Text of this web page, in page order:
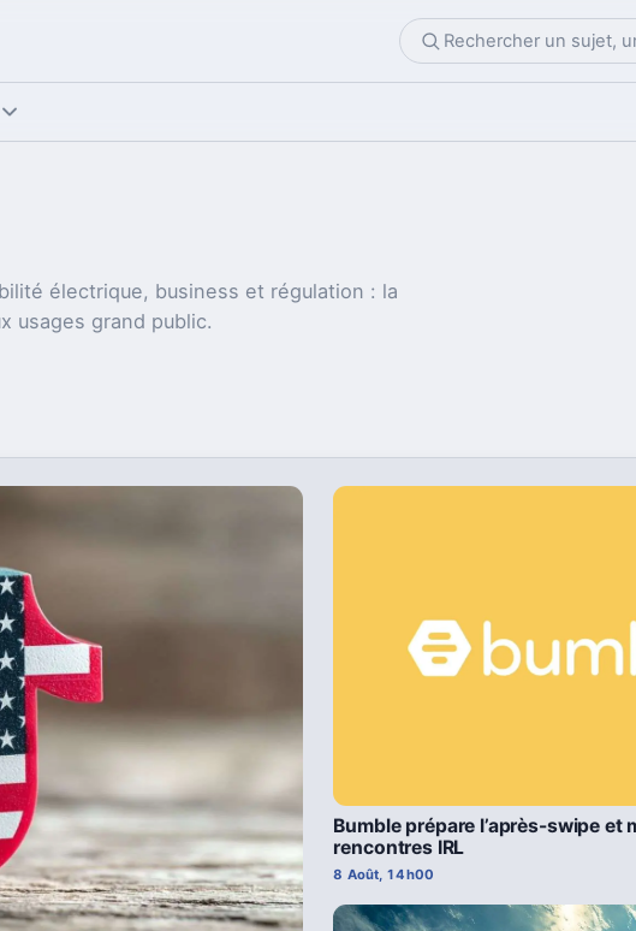
électrique, business et régulation : la
usages grand public.
Bumble prépare l’après-swipe et
rencontres IRL
8 Août, 14h00